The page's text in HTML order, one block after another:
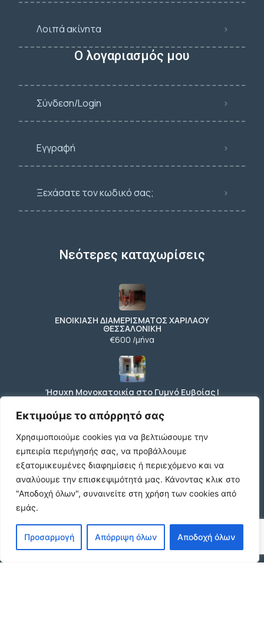
Εκτιμούμε το απόρρητό σας
Χρησιμοποιούμε cookies για να βελτιώσουμε την
εμπειρία περιήγησής σας, να προβάλλουμε
εξατομικευμένες διαφημίσεις ή περιεχόμενο και να
αναλύουμε την επισκεψιμότητά μας. Κάνοντας κλικ στο
"Αποδοχή όλων", συναινείτε στη χρήση των cookies από
εμάς.
Προσαρμογή Απόρριψη όλων Αποδοχή όλων
Λοιπά ακίνητα
Ο λογαριασμός μου
Σύνδεση/Login
Εγγραφή
Ξεχάσατε τον κωδικό σας;
Νεότερες καταχωρίσεις
ΕΝΟΙΚΙΑΣΗ ΔΙΑΜΕΡΙΣΜΑΤΟΣ ΧΑΡΙΛΑΟΥ
ΘΕΣΣΑΛΟΝΙΚΗ
€600 /μήνα
Ήσυχη Μονοκατοικία στο Γυμνό Ευβοίας |
Κοντά σε Θάλασσα & Βουνό
€52 /μήνα
ΕΝΟΙΚΙΑΣΗ ΔΙΑΜΕΡΙΣΜΑΤΟΣ ΧΑΡΙΛΑΟΥ
ΘΕΣΣΑΛΟΝΙΚΗ
€600 /μήνα
Κωδικος ακινητου Μ480 καταστημα στον
Ευοσμο